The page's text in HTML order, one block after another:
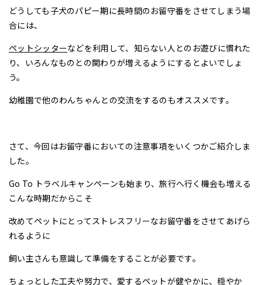
どうしても子犬のパピー期に長時間のお留守番をさせてしまう場
合には、
ペットシッターなどを利用して、知らない人とのお遊びに慣れた
り、いろんなものとの関わりが増えるようにするとよいでしょ
う。
幼稚園で他のわんちゃんとの交流をするのもオススメです。
さて、今回はお留守番においての注意事項をいくつかご紹介しま
した。
Go To トラベルキャンペーンも始まり、旅行へ行く機会も増える
こんな時期だからこそ
改めてペットにとってストレスフリーなお留守番をさせてあげら
れるように
飼い主さんも意識して準備をすることが必要です。
ちょっとした工夫や努力で、愛するペットが健やかに、穏やか